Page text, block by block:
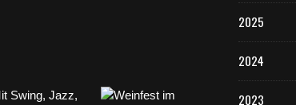
2025
2024
2023